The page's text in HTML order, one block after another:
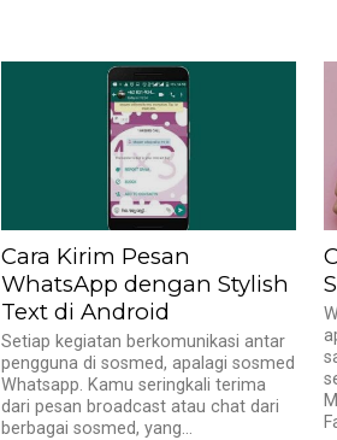
Cara Kirim Pesan
WhatsApp dengan Stylish
Text di Android
Setiap kegiatan berkomunikasi antar
pengguna di sosmed, apalagi sosmed
Whatsapp. Kamu seringkali terima
dari pesan broadcast atau chat dari
berbagai sosmed, yang...